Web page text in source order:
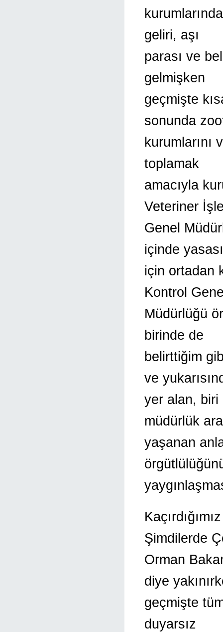
geliri, aşı
parası ve
gelmişken
geçmişte
sonunda
kurumlarını
toplamak
amacıyla
Veteriner
Genel
içinde
için ortadan
Kontrol
Müdürlüğü
birinde de
belirttiğim
ve
yer alan, biri
müdürlük
yaşanan
Şimdilerde
Orman
diye
geçmişte
duyarsız